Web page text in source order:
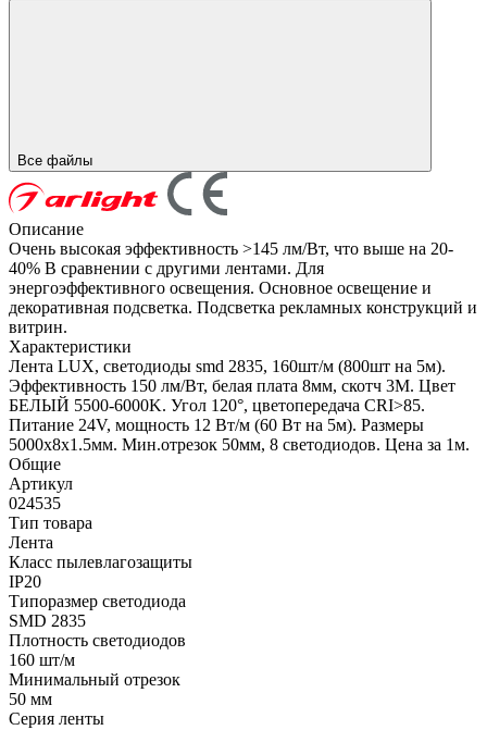
Все файлы
Описание
Очень высокая эффективность >145 лм/Вт, что выше на 20-
40% В сравнении с другими лентами. Для
энергоэффективного освещения. Основное освещение и
декоративная подсветка. Подсветка рекламных конструкций и
витрин.
Характеристики
Лента LUX, светодиоды smd 2835, 160шт/м (800шт на 5м).
Эффективность 150 лм/Вт, белая плата 8мм, скотч 3М. Цвет
БЕЛЫЙ 5500-6000K. Угол 120°, цветопередача CRI>85.
Питание 24V, мощность 12 Вт/м (60 Вт на 5м). Размеры
5000х8х1.5мм. Мин.отрезок 50мм, 8 светодиодов. Цена за 1м.
Общие
Артикул
024535
Тип товара
Лента
Класс пылевлагозащиты
IP20
Типоразмер светодиода
SMD 2835
Плотность светодиодов
160 шт/м
Минимальный отрезок
50 мм
Серия ленты